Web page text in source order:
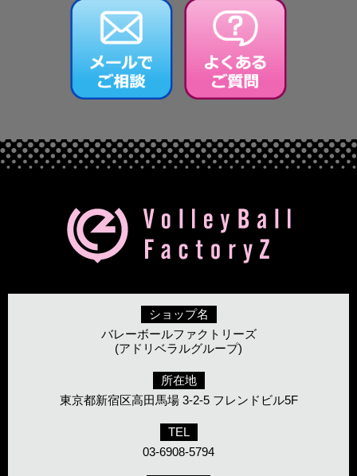
ショップ名
バレーボールファクトリーズ
(アドリベラルグループ)
所在地
東京都新宿区高田馬場 3-2-5 フレンドビル5F
TEL
03-6908-5794